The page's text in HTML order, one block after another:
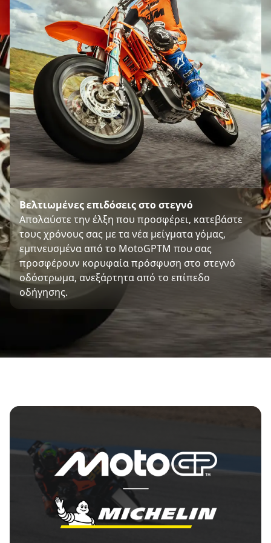
Βελτιωμένες επιδόσεις στο στεγνό
Απολαύστε την έλξη που προσφέρει, κατεβάστε
τους χρόνους σας με τα νέα μείγματα γόμας,
εμπνευσμένα από το MotoGPTM που σας
προσφέρουν κορυφαία πρόσφυση στο στεγνό
οδόστρωμα, ανεξάρτητα από το επίπεδο
οδήγησης.